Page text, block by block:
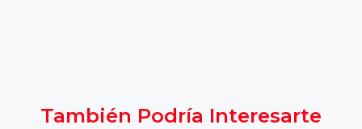
También Podría Interesarte